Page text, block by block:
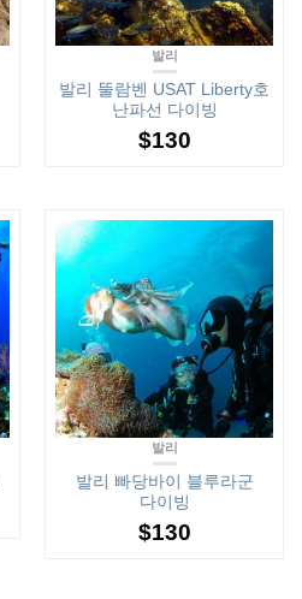
발리
발리 뚤람벤 USAT Liberty호
난파선 다이빙
$130
발리
발리 빠당바이 블루라군
다이빙
$130